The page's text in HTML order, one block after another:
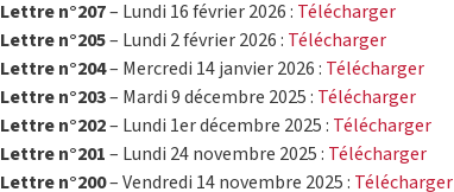
Lettre n°207– Lundi 16 février 2026 : Télécharger
Lettre n°205– Lundi 2 février 2026 : Télécharger
Lettre n°204– Mercredi 14 janvier 2026 : Télécharger
Lettre n°203– Mardi 9 décembre 2025 : Télécharger
Lettre n°202– Lundi 1er décembre 2025 : Télécharger
Lettre n°201– Lundi 24 novembre 2025 : Télécharger
Lettre n°200– Vendredi 14 novembre 2025 : Télécharger